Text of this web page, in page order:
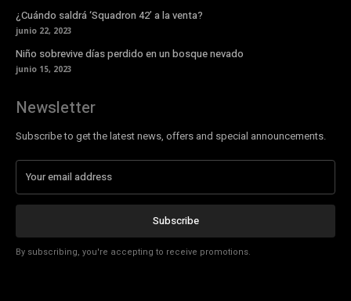
¿Cuándo saldrá ‘Squadron 42’ a la venta?
junio 22, 2023
Niño sobrevive días perdido en un bosque nevado
junio 15, 2023
Newsletter
Subscribe to get the latest news, offers and special announcements.
Subscribe
By subscribing, you're accepting to receive promotions.